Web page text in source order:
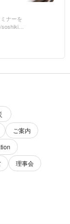
ナーを
0
ご案内
理事会